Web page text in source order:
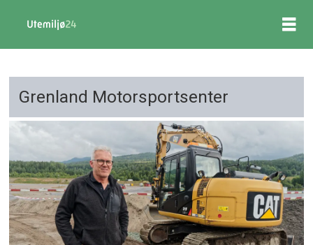
Grenland Motorsportsenter